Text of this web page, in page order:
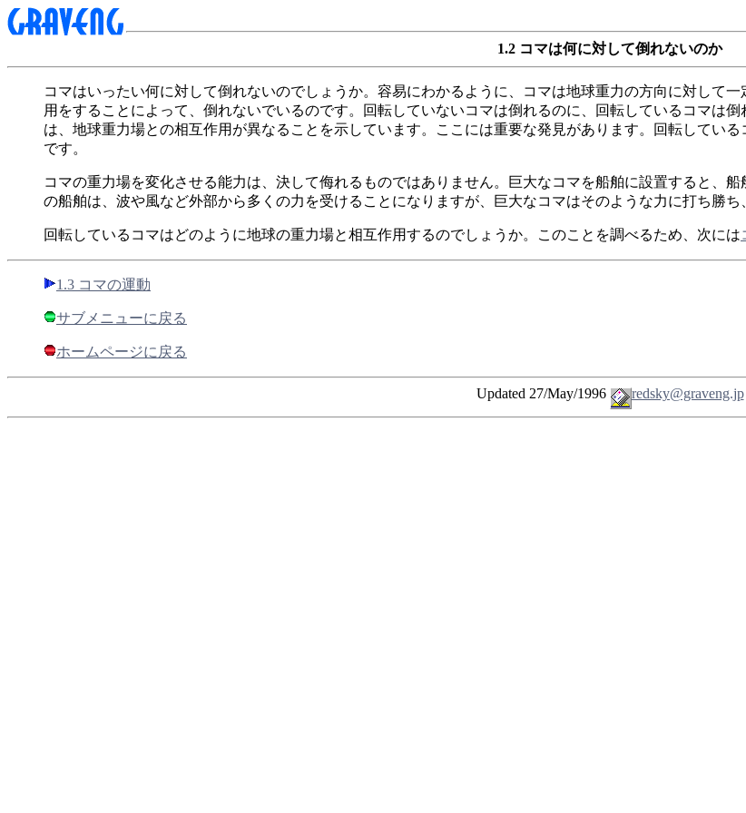
1.2 コマは何に対して倒れないのか
コマはいったい何に対して倒れないのでしょうか。容易にわかるように、コマは地球重力の方向に対して
用をすることによって、倒れないでいるのです。回転していないコマは倒れるのに、回転しているコマは
は、地球重力場との相互作用が異なることを示しています。ここには重要な発見があります。回転してい
です。
コマの重力場を変化させる能力は、決して侮れるものではありません。巨大なコマを船舶に設置すると、
の船舶は、波や風など外部から多くの力を受けることになりますが、巨大なコマはそのような力に打ち勝ち
回転しているコマはどのように地球の重力場と相互作用するのでしょうか。このことを調べるため、次には
1.3 コマの運動
サブメニューに戻る
ホームページに戻る
Updated 27/May/1996 redsky@graveng.jp